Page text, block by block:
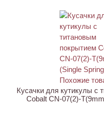
Кусачки для кутикулы с
Cobalt CN-07(2)-